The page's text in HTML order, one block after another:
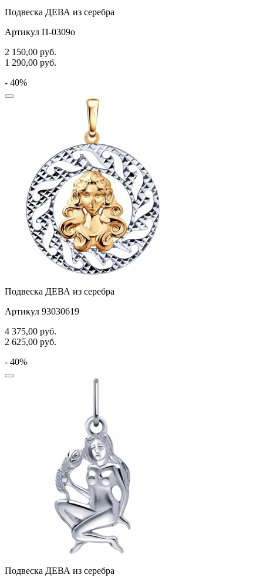
Подвеска ДЕВА из серебра
Артикул П-0309о
2 150,00 руб.
1 290,00 руб.
- 40%
Подвеска ДЕВА из серебра
Артикул 93030619
4 375,00 руб.
2 625,00 руб.
- 40%
Подвеска ДЕВА из серебра